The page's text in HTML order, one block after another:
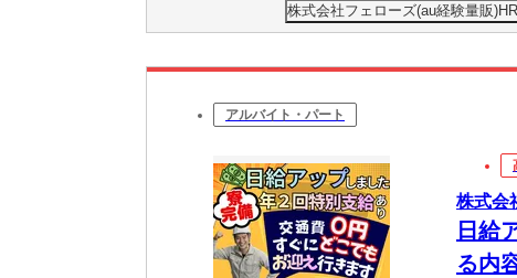
株式会社フェローズ(au経験量販
アルバイト・パート
株式会
日給
る内